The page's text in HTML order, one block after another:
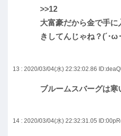
>>12
大富豪だから金で手
きしてんじゃね？(´･ω
13 : 2020/03/04(水) 22:32:02.86
ブルームスバーグは寒
14 : 2020/03/04(水) 22:32:31.05